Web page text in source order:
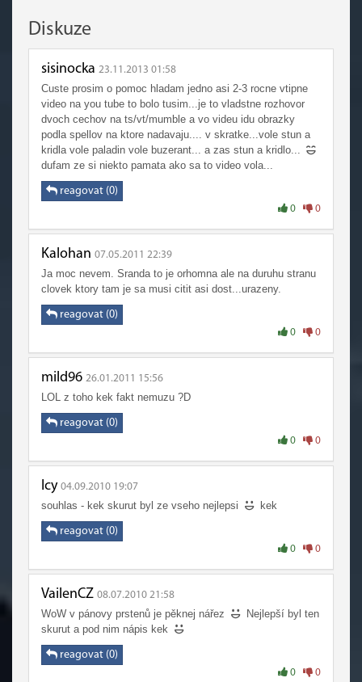
Diskuze
sisinocka 23.11.2013 01:58
Custe prosim o pomoc hladam jedno asi 2-3 rocne vtipne
video na you tube to bolo tusim...je to vladstne rozhovor
dvoch cechov na ts/vt/mumble a vo videu idu obrazky
podla spellov na ktore nadavaju.... v skratke...vole stun a
kridla vole paladin vole buzerant... a zas stun a kridlo...
dufam ze si niekto pamata ako sa to video vola...
reagovat (0)
0 0
Kalohan 07.05.2011 22:39
Ja moc nevem. Sranda to je orhomna ale na duruhu stranu
clovek ktory tam je sa musi citit asi dost...urazeny.
reagovat (0)
0 0
mild96 26.01.2011 15:56
LOL z toho kek fakt nemuzu ?D
reagovat (0)
0 0
Icy 04.09.2010 19:07
souhlas - kek skurut byl ze vseho nejlepsi kek
reagovat (0)
0 0
VailenCZ 08.07.2010 21:58
WoW v pánovy prstenů je pěknej nářez
Nejlepší byl ten
skurut a pod nim nápis kek
reagovat (0)
0 0